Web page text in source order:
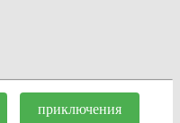
приключения